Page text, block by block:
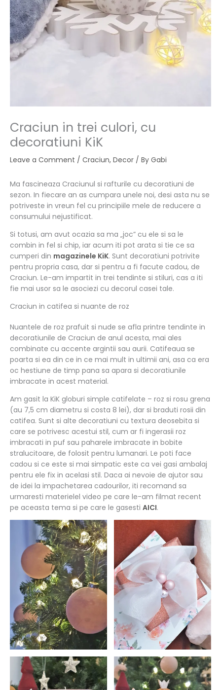
Craciun in trei culori, cu
decoratiuni KiK
Leave a Comment / Craciun, Decor / By Gabi
Ma fascineaza Craciunul si rafturile cu decoratiuni de
sezon. In fiecare an as cumpara unele noi, desi asta nu se
potriveste in vreun fel cu principiile mele de reducere a
consumului nejustificat.
Si totusi, am avut ocazia sa ma „joc” cu ele si sa le
combin in fel si chip, iar acum iti pot arata si tie ce sa
cumperi din magazinele KiK. Sunt decoratiuni potrivite
pentru propria casa, dar si pentru a fi facute cadou, de
Craciun. Le-am impartit in trei tendinte si stiluri, cas a iti
fie mai usor sa le asociezi cu decorul casei tale.
Craciun in catifea si nuante de roz
Nuantele de roz prafuit si nude se afla printre tendinte in
decoratiunile de Craciun de anul acesta, mai ales
combinate cu accente argintii sau aurii. Catifeaua se
poarta si ea din ce in ce mai mult in ultimii ani, asa ca era
oc hestiune de timp pana sa apara si decoratiunile
imbracate in acest material.
Am gasit la KiK globuri simple catifelate – roz si rosu grena
(au 7,5 cm diametru si costa 8 lei), dar si braduti rosii din
catifea. Sunt si alte decoratiuni cu textura deosebita si
care se potrivesc acestui stil, cum ar fi ingerasii roz
imbracati in puf sau paharele imbracate in bobite
stralucitoare, de folosit pentru lumanari. Le poti face
cadou si ce este si mai simpatic este ca vei gasi ambalaj
pentru ele fix in acelasi stil. Daca ai nevoie de ajutor sau
de idei la impachetarea cadourilor, iti recomand sa
urmaresti materielel video pe care le-am filmat recent
pe aceasta tema si pe care le gasesti AICI.